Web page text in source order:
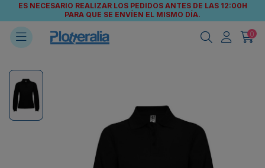
ES NECESARIO REALIZAR LOS PEDIDOS ANTES DE LAS 12:00H
PARA QUE SE ENVÍEN EL MISMO DÍA.
0